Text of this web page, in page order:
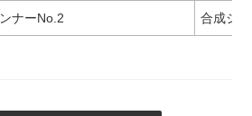
ナーNo.2 合成シ